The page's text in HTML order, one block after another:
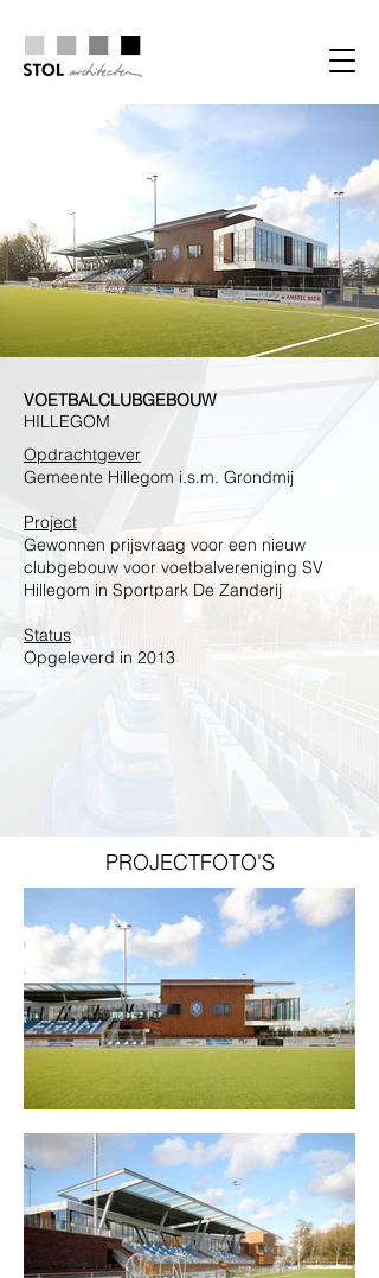
VOETBALCLUBGEBOUW
HILLEGOM
Opdrachtgever
Gemeente Hillegom i.s.m. Grondmij
Project
Gewonnen prijsvraag voor een nieuw
clubgebouw voor voetbalvereniging SV
Hillegom in Sportpark De Zanderij
Status
Opgeleverd in 2013
PROJECTFOTO'S